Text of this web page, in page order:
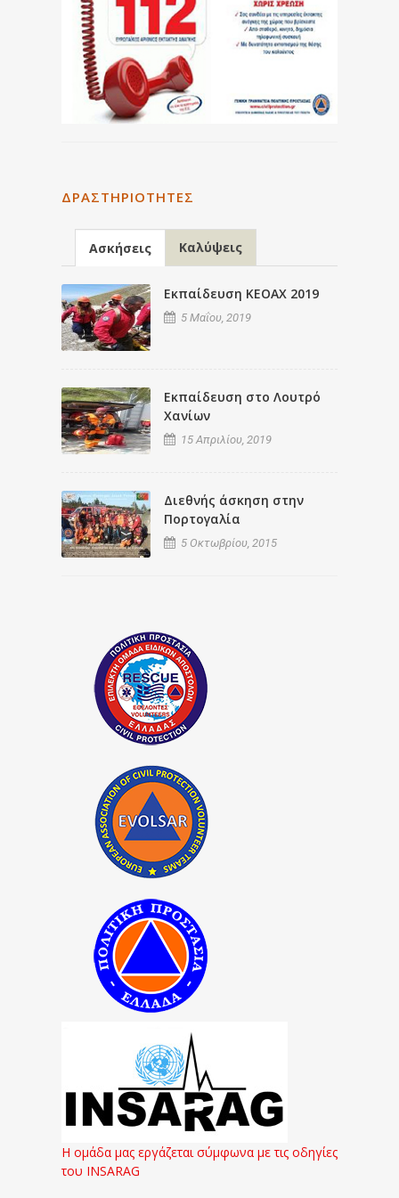
ΔΡΑΣΤΗΡΙΌΤΗΤΕΣ
Ασκήσεις Καλύψεις
Εκπαίδευση ΚΕΟΑΧ 2019
5 Μαΐου, 2019
Εκπαίδευση στο Λουτρό
Χανίων
15 Απριλίου, 2019
Διεθνής άσκηση στην
Πορτογαλία
5 Οκτωβρίου, 2015
Η ομάδα μας εργάζεται σύμφωνα με τις οδηγίες
του INSARAG